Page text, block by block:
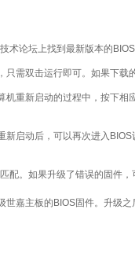
论坛上找到最新版本的
需双击运行即可。如果下
重新启动的过程中，按下
启动后，可以再次进入
。如果升级了错误的固件
嘉主板的BIOS固件。升